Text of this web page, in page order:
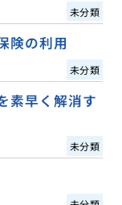
未分類
険の利用
未分類
素早く解消す
未分類